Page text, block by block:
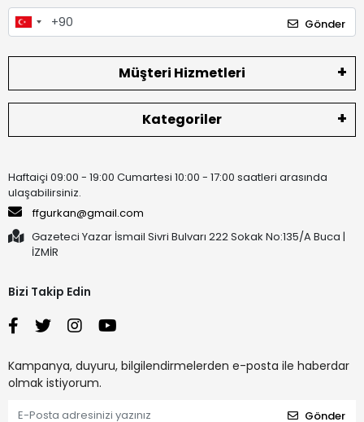
Gönder
Müşteri Hizmetleri
Kategoriler
Haftaiçi 09:00 - 19:00 Cumartesi 10:00 - 17:00 saatleri arasında
ulaşabilirsiniz.
ffgurkan@gmail.com
Gazeteci Yazar İsmail Sivri Bulvarı 222 Sokak No:135/A Buca |
İZMİR
Bizi Takip Edin
Kampanya, duyuru, bilgilendirmelerden e-posta ile haberdar
olmak istiyorum.
Gönder